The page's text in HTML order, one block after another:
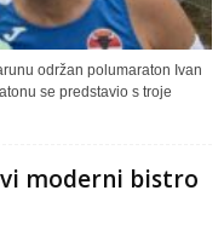
održan polumaraton Ivan
se predstavio s troje
moderni bistro